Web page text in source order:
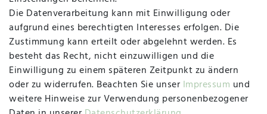
Herzogstraße 10
47533 Kleve
Montag, Dienstag, Donnerstag, Freitag
09:00 Uhr bis 13:00 Uhr
Mittwoch
Die Datenverarbeitung kann mit Einwilligung oder
aufgrund eines berechtigten Interesses erfolgen. Die
Zustimmung kann erteilt oder abgelehnt werden. Es
besteht das Recht, nicht einzuwilligen und die
Einwilligung zu einem späteren Zeitpunkt zu ändern
oder zu widerrufen. Beachten Sie unser Impressum und
weitere Hinweise zur Verwendung personenbezogener